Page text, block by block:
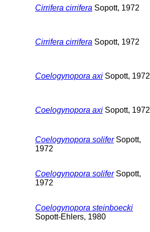
Cirrifera cirrifera Sopott, 1972
Cirrifera cirrifera Sopott, 1972
Coelogynopora axi Sopott, 1972
Coelogynopora axi Sopott, 1972
Coelogynopora soliferSopott,
1972
Coelogynopora soliferSopott,
1972
Coelogynopora steinboecki
Sopott-Ehlers, 1980